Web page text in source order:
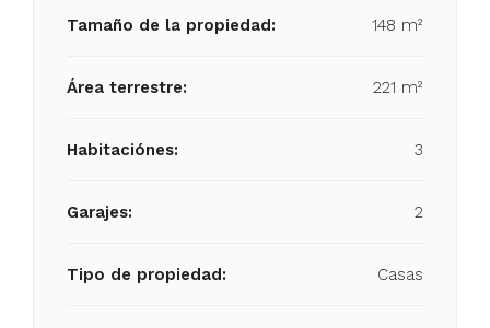
Tamaño de la propiedad: 148 m²
Área terrestre: 221 m²
Habitaciónes: 3
Garajes: 2
Tipo de propiedad: Casas